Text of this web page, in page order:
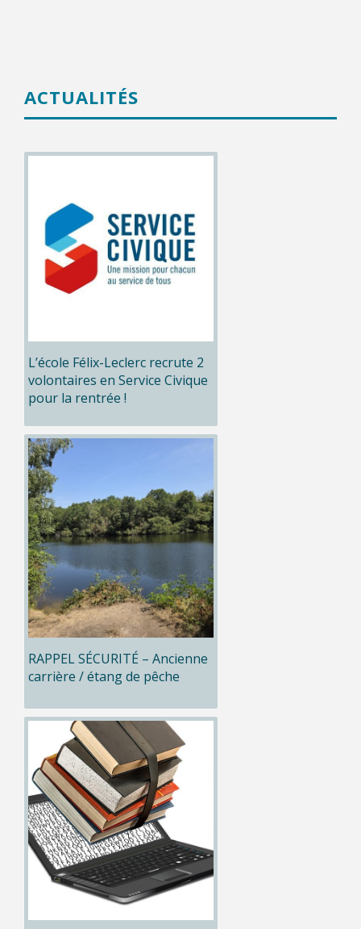
ACTUALITÉS
L’école Félix-Leclerc recrute 2
volontaires en Service Civique
pour la rentrée !
RAPPEL SÉCURITÉ – Ancienne
carrière / étang de pêche